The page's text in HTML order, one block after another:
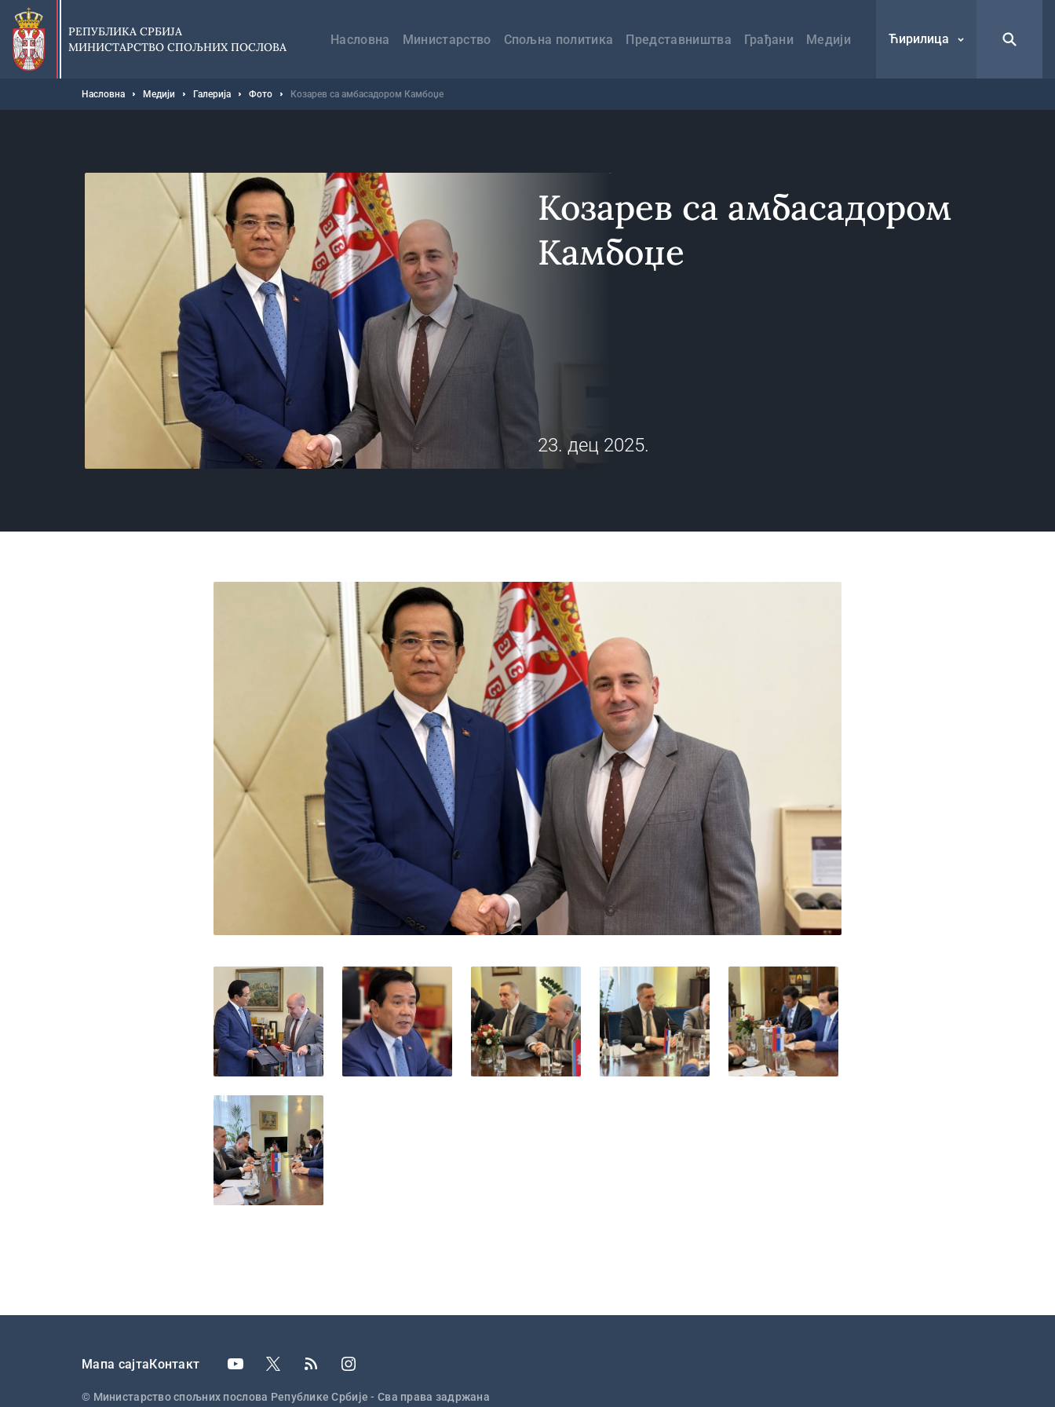
Прескочи
главни
део
садржаја
РЕПУБЛИКА СРБИЈА
МИНИСТАРСТВО СПОЉНИХ ПОСЛОВА
навигација
Насловна Министарство Спољна политика Представништва Грађани Медији Ћирилица
Мрвице
Насловна Медији Галерија Фото Козарев са амбасадором Камбоџе
Козарев са амбасадором
Камбоџе
23. дец 2025.
Подножје
Мапа сајтаКонтакт
© Министарство спољних послова Републике Србије - Сва права задржана